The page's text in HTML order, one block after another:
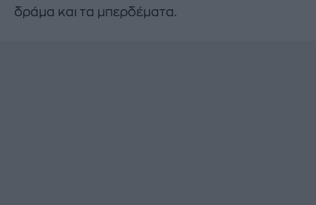
δράμα και τα μπερδέματα.